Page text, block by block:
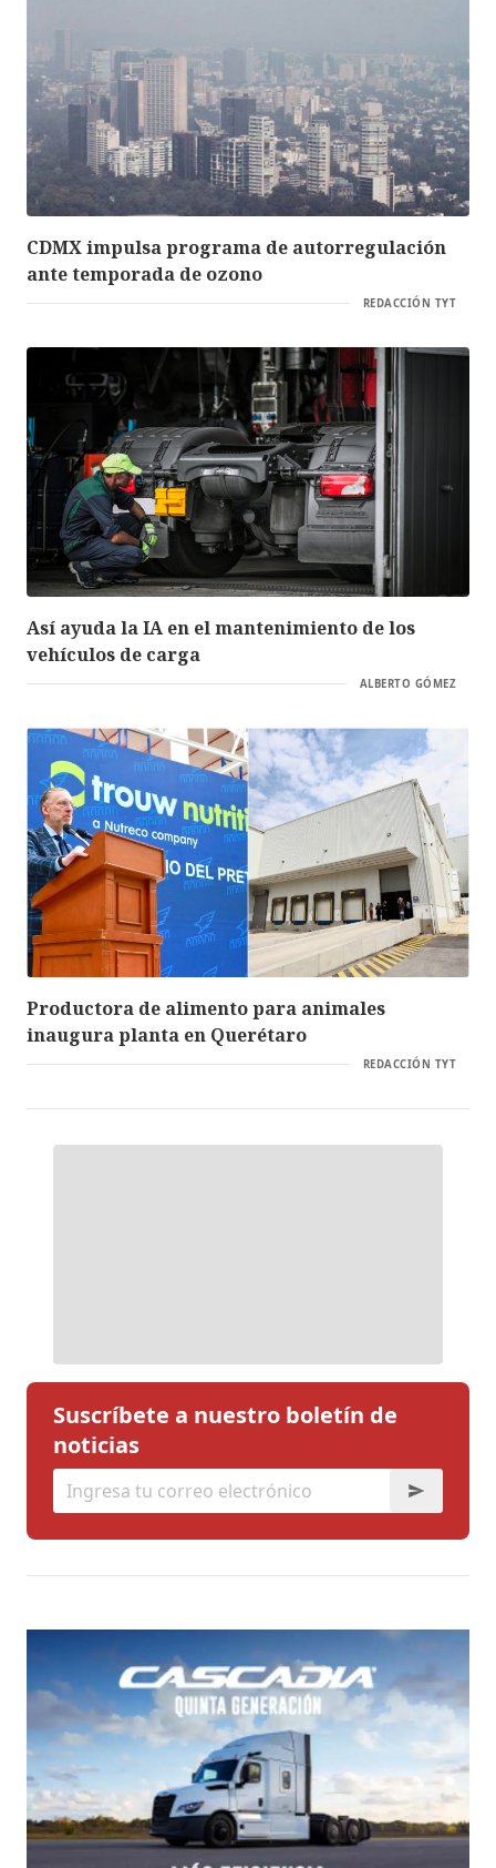
CDMX impulsa programa de autorregulación
ante temporada de ozono
REDACCIÓN TYT
Así ayuda la IA en el mantenimiento de los
vehículos de carga
ALBERTO GÓMEZ
Productora de alimento para animales
inaugura planta en Querétaro
REDACCIÓN TYT
Suscríbete a nuestro boletín de
noticias